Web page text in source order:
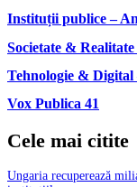
Instituții publice –
Societate & Realitate
Tehnologie &
Vox Publica 41
Cele mai citite
Ungaria recuperează